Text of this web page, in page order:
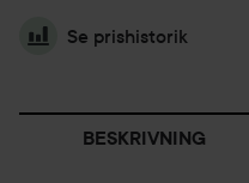
Se prishistorik
BESKRIVNING